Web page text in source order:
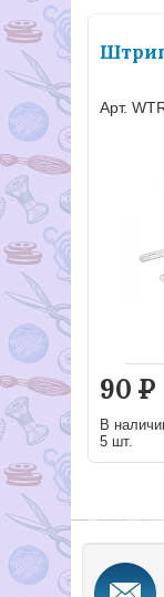
Арт.
90 Р
В
5 шт.